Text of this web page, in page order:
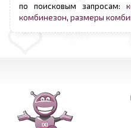
по поисковым запросам:
комбинезон, размеры